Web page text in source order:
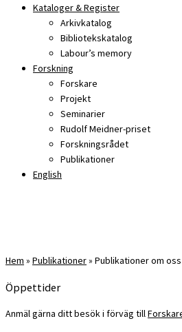
Kataloger & Register
Arkivkatalog
Bibliotekskatalog
Labour’s memory
Forskning
Forskare
Projekt
Seminarier
Rudolf Meidner-priset
Forskningsrådet
Publikationer
English
Hem » Publikationer» Publikationer om
Öppettider
Anmäl gärna ditt besök i förväg till